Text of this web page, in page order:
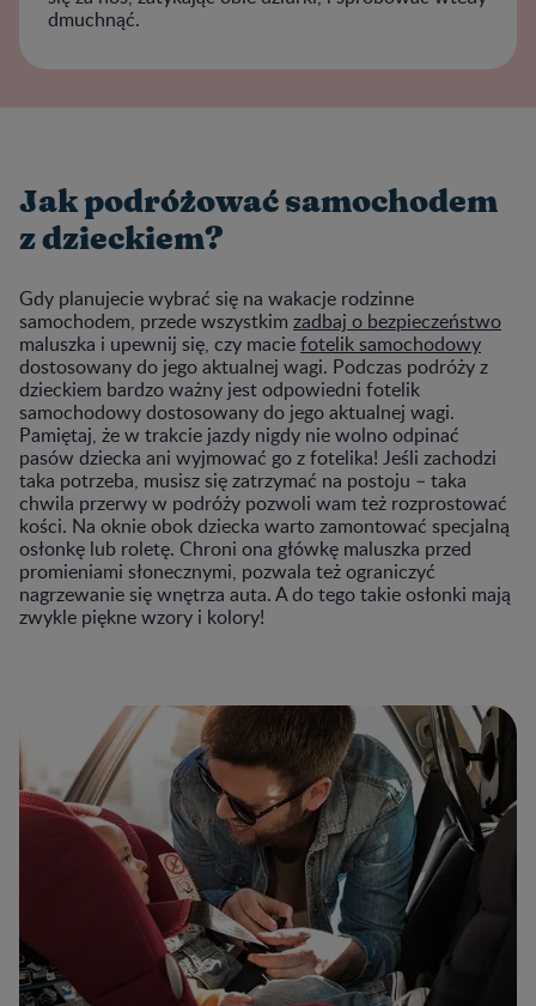
dmuchnąć.
Jak podróżować samochodem
z dzieckiem?
Gdy planujecie wybrać się na wakacje rodzinne
samochodem, przede wszystkim zadbaj o bezpieczeństwo
maluszka i upewnij się, czy maciefotelik samochodowy
dostosowany do jego aktualnej wagi. Podczas podróży z
dzieckiem bardzo ważny jest odpowiedni fotelik
samochodowy dostosowany do jego aktualnej wagi.
Pamiętaj, że w trakcie jazdy nigdy nie wolno odpinać
pasów dziecka ani wyjmować go z fotelika! Jeśli zachodzi
taka potrzeba, musisz się zatrzymać na postoju – taka
chwila przerwy w podróży pozwoli wam też rozprostować
kości. Na oknie obok dziecka warto zamontować specjalną
osłonkę lub roletę. Chroni ona główkę maluszka przed
promieniami słonecznymi, pozwala też ograniczyć
nagrzewanie się wnętrza auta. A do tego takie osłonki mają
zwykle piękne wzory i kolory!